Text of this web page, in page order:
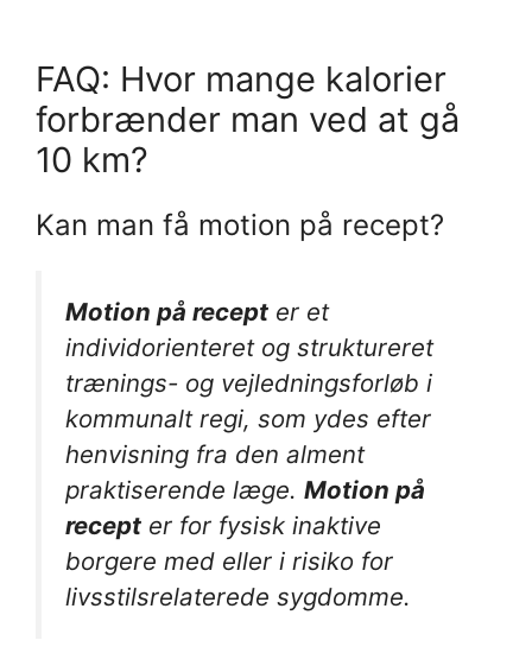
FAQ: Hvor mange kalorier
forbrænder man ved at gå
10 km?
Kan man få motion på recept?
Motion på recept er et
individorienteret og struktureret
trænings- og vejledningsforløb i
kommunalt regi, som ydes efter
henvisning fra den alment
praktiserende læge. Motion på
recept er for fysisk inaktive
borgere med eller i risiko for
livsstilsrelaterede sygdomme.